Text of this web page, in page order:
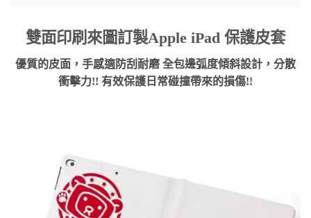
雙面印刷來圖訂製Apple iPad 保護皮套
優質的皮面，手感適防刮耐磨 全包邊弧度傾斜設計，分散
衝擊力!! 有效保護日常碰撞帶來的損傷!!